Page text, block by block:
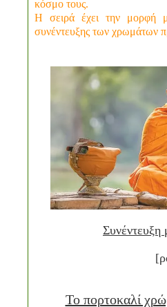
κόσμο τους.
Η σειρά έχει την μορφή
συνέντευξης των χρωμάτων
Συνέντευξη
[
To πορτοκαλί